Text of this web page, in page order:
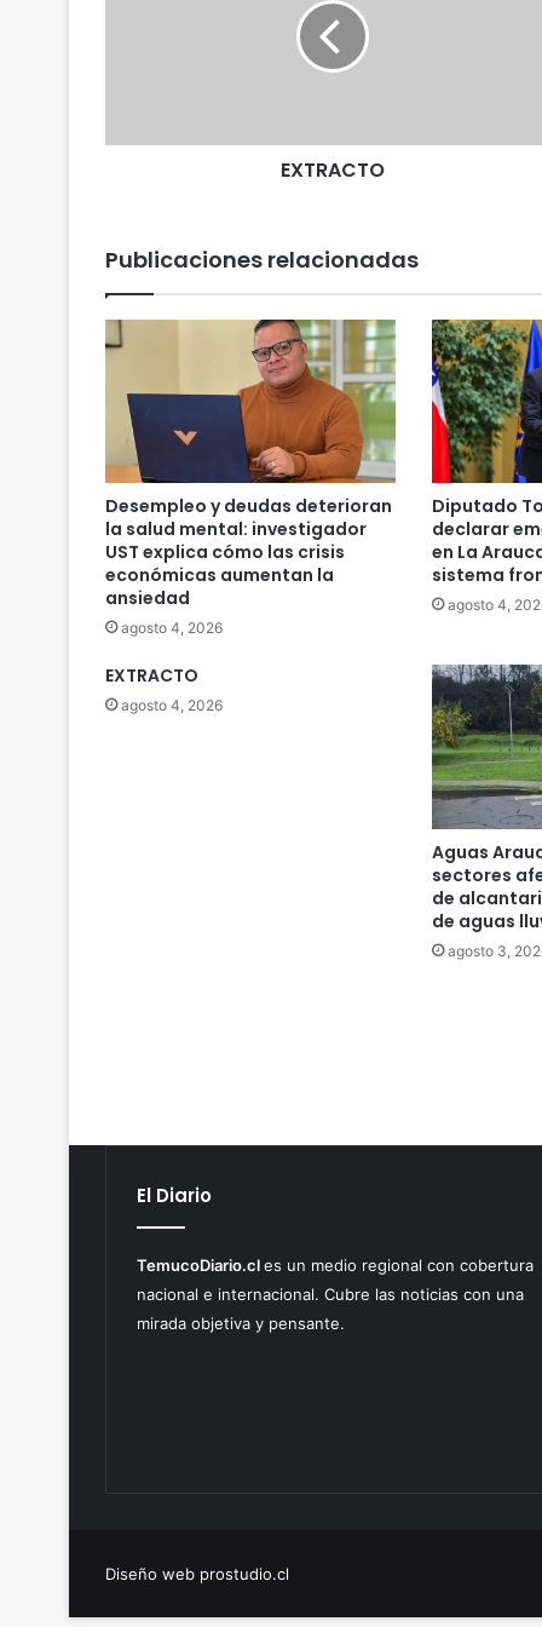
EXTRACTO
Publicaciones relacionadas
Desempleo y deudas deterioran
la salud mental: investigador
UST explica cómo las crisis
económicas aumentan la
ansiedad
agosto 4, 2026
Diputado
declarar
en La
sistema
agosto 4,
EXTRACTO
agosto 4, 2026
Aguas
sectores
de
de aguas
agosto 3,
El Diario
TemucoDiario.cles un medio regional con cobertura
nacional e internacional. Cubre las noticias con una
mirada objetiva y pensante.
Diseño web prostudio.cl